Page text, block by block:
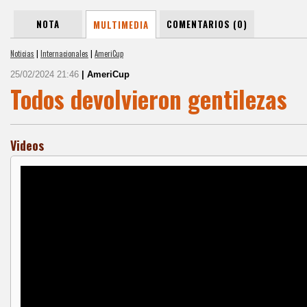
NOTA MULTIMEDIA COMENTARIOS (0)
Noticias | Internacionales | AmeriCup
25/02/2024 21:46 | AmeriCup
Todos devolvieron gentilezas
Videos